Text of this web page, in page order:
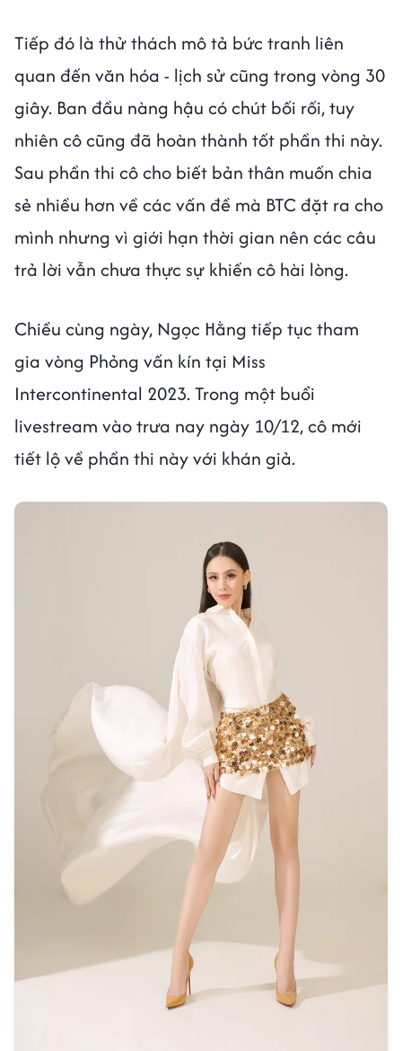
Tiếp đó là thử thách mô tả bức tranh liên
quan đến văn hóa - lịch sử cũng trong vòng 30
giây. Ban đầu nàng hậu có chút bối rối, tuy
nhiên cô cũng đã hoàn thành tốt phần thi này.
Sau phần thi cô cho biết bản thân muốn chia
sẻ nhiều hơn về các vấn đề mà BTC đặt ra cho
mình nhưng vì giới hạn thời gian nên các câu
trả lời vẫn chưa thực sự khiến cô hài lòng.
Chiều cùng ngày, Ngọc Hằng tiếp tục tham
gia vòng Phỏng vấn kín tại Miss
Intercontinental 2023. Trong một buổi
livestream vào trưa nay ngày 10/12, cô mới
tiết lộ về phần thi này với khán giả.